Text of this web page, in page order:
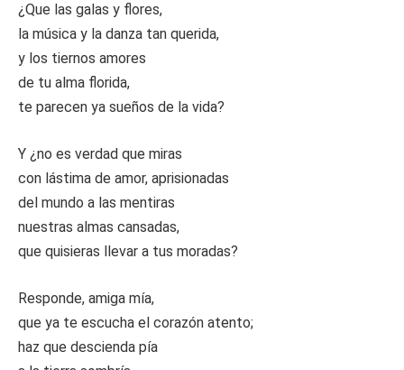
¿Que las galas y flores,
la música y la danza tan querida,
y los tiernos amores
de tu alma florida,
te parecen ya sueños de la vida?
Y ¿no es verdad que miras
con lástima de amor, aprisionadas
del mundo a las mentiras
nuestras almas cansadas,
que quisieras llevar a tus moradas?
Responde, amiga mía,
que ya te escucha el corazón atento;
haz que descienda pía